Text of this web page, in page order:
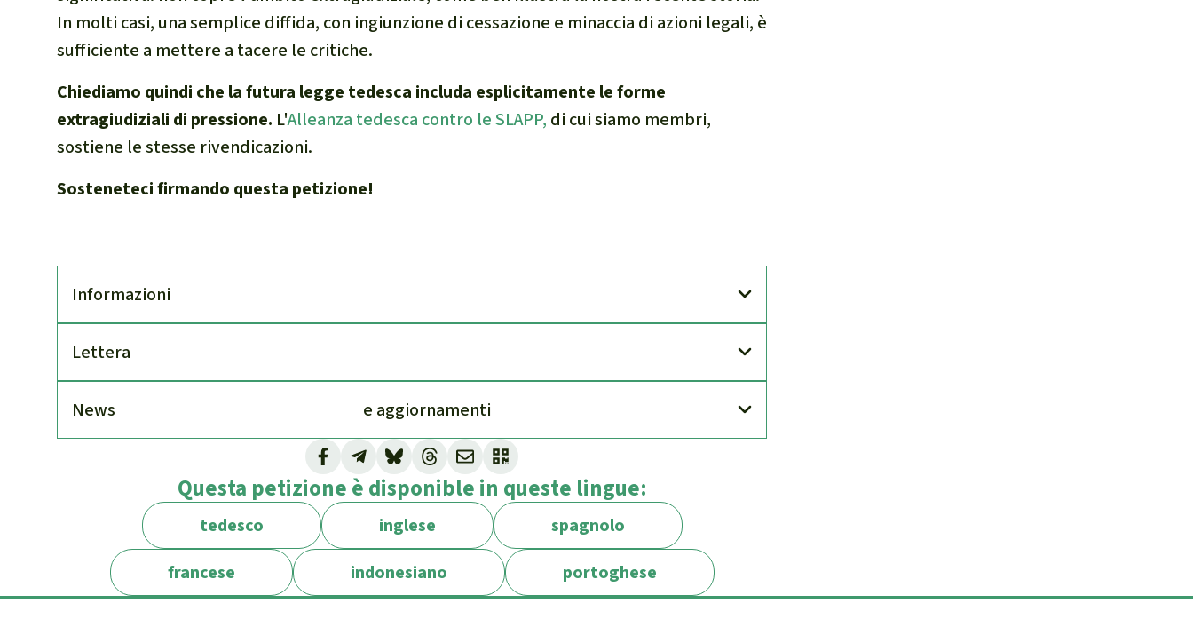
In molti casi, una semplice diffida, con ingiunzione di cessazione e minaccia di azioni legali, è
sufficiente a mettere a tacere le critiche.
Chiediamo quindi che la futura legge tedesca includa esplicitamente le forme
extragiudiziali di pressione. L'Alleanza tedesca contro le SLAPP, di cui siamo membri,
sostiene le stesse rivendicazioni.
Sosteneteci firmando questa petizione!
Infor­mazioni
Lettera
News e aggior­namenti
In Germania, una diffida (Abmahnung) è un provvedimento extragiudiziale, generalmente
inviato da un avvocato tramite e-mail o posta. Consiste in una richiesta formale di
correggere, rimuovere o non ripetere una pubblicazione o un comportamento ritenuto
illecito, ad esempio in caso di accuse presumibilmente false, violazione della privacy o
dichiarazioni diffamatorie. La diffida è generalmente accompagnata da una dichiarazione di
cessazione (Unterlassungserklärung), che il destinatario è invitato a firmare. Con questo
Questa petizione è disponible in queste lingue:
tedesco inglese
spagnolo
francese
indonesiano portoghese